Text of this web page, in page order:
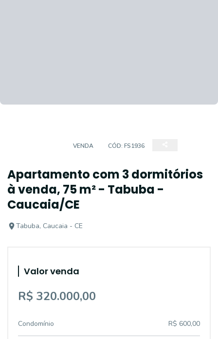
VENDA CÓD: FS1936
Apartamento com 3 dormitórios
à venda, 75 m² - Tabuba -
Caucaia/CE
Tabuba, Caucaia - CE
Valor venda
R$ 320.000,00
Condomínio R$ 600,00